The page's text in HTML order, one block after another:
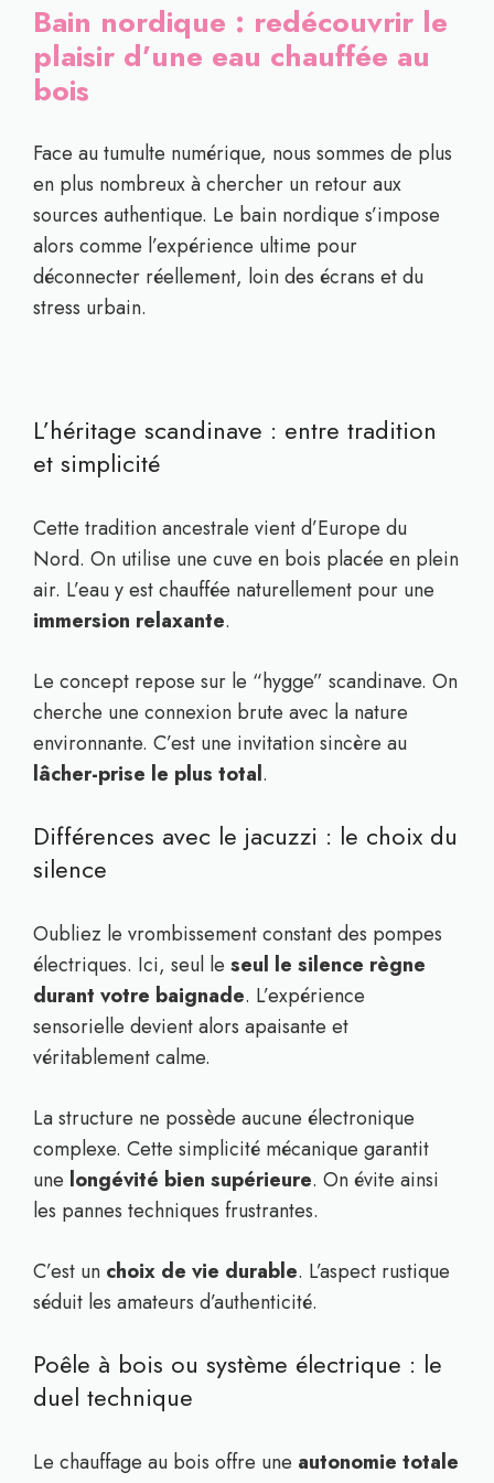
Bain nordique : redécouvrir le
plaisir d’une eau chauffée au
bois
Face au tumulte numérique, nous sommes de plus
en plus nombreux à chercher un retour aux
sources authentique. Le bain nordique s’impose
alors comme l’expérience ultime pour
déconnecter réellement, loin des écrans et du
stress urbain.
L’héritage scandinave : entre tradition
et simplicité
Cette tradition ancestrale vient d’Europe du
Nord. On utilise une cuve en bois placée en plein
air. L’eau y est chauffée naturellement pour une
immersion relaxante.
Le concept repose sur le “hygge” scandinave. On
cherche une connexion brute avec la nature
environnante. C’est une invitation sincère au
lâcher-prise le plus total.
Différences avec le jacuzzi : le choix du
silence
Oubliez le vrombissement constant des pompes
électriques. Ici, seul le seul le silence règne
durant votre baignade. L’expérience
sensorielle devient alors apaisante et
véritablement calme.
La structure ne possède aucune électronique
complexe. Cette simplicité mécanique garantit
une longévité bien supérieure. On évite ainsi
les pannes techniques frustrantes.
C’est un choix de vie durable. L’aspect rustique
séduit les amateurs d’authenticité.
Poêle à bois ou système électrique : le
duel technique
Le chauffage au bois offre une autonomie totale